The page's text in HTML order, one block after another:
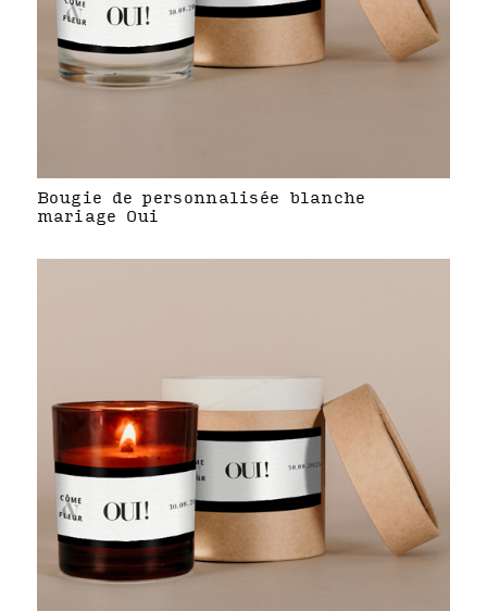
Bougie de personnalisée blanche
mariage Oui